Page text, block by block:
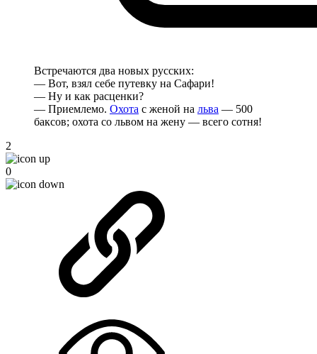
Встречаются два новых русских:
— Вот, взял себе путевку на Сафари!
— Ну и как расценки?
— Приемлемо. Охота с женой на льва — 500
баксов; охота со львом на жену — всего сотня!
2
0